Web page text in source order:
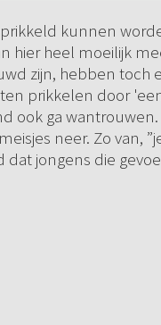
kunnen
hier heel moeilijk
zijn, hebben toch
prikkelen door
ook ga
neer. Zo van,
dat jongens die